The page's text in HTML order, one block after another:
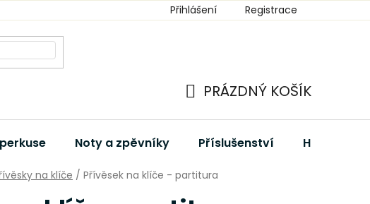
Přihlášení Registrace
KOŠÍK
PRÁZDNÝ KOŠÍK
Noty a zpěvníky Příslušenství Hudební
na klíče / Přívěsek na klíče - partitura